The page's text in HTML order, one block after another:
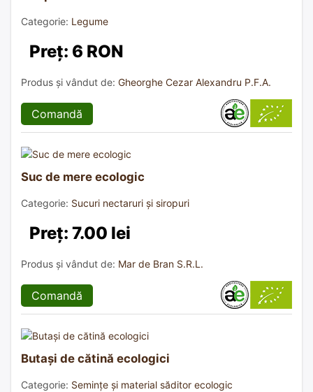
Categorie: Legume
Preț: 6 RON
Produs și vândut de: Gheorghe Cezar Alexandru P.F.A.
Comandă
Suc de mere ecologic
Categorie: Sucuri nectaruri și siropuri
Preț: 7.00 lei
Produs și vândut de: Mar de Bran S.R.L.
Comandă
Butași de cătină ecologici
Categorie: Semințe și material săditor ecologic